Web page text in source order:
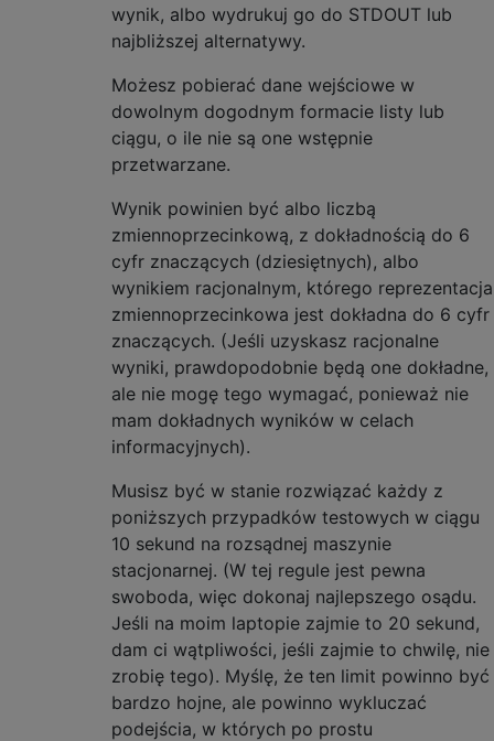
wynik, albo wydrukuj go do STDOUT lub
najbliższej alternatywy.
Możesz pobierać dane wejściowe w
dowolnym dogodnym formacie listy lub
ciągu, o ile nie są one wstępnie
przetwarzane.
Wynik powinien być albo liczbą
zmiennoprzecinkową, z dokładnością do 6
cyfr znaczących (dziesiętnych), albo
wynikiem racjonalnym, którego reprezentacja
zmiennoprzecinkowa jest dokładna do 6 cyfr
znaczących. (Jeśli uzyskasz racjonalne
wyniki, prawdopodobnie będą one dokładne,
ale nie mogę tego wymagać, ponieważ nie
mam dokładnych wyników w celach
informacyjnych).
Musisz być w stanie rozwiązać każdy z
poniższych przypadków testowych w ciągu
10 sekund na rozsądnej maszynie
stacjonarnej. (W tej regule jest pewna
swoboda, więc dokonaj najlepszego osądu.
Jeśli na moim laptopie zajmie to 20 sekund,
dam ci wątpliwości, jeśli zajmie to chwilę, nie
zrobię tego). Myślę, że ten limit powinno być
bardzo hojne, ale powinno wykluczać
podejścia, w których po prostu